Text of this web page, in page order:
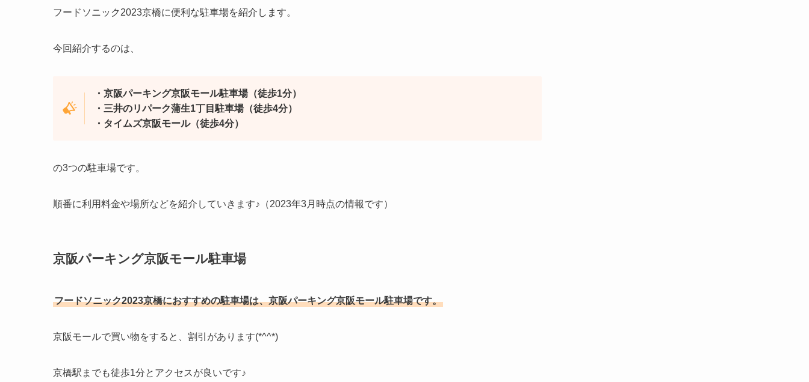
フードソニック2023京橋に便利な駐車場を紹介します。
今回紹介するのは、
・京阪パーキング京阪モール駐車場（徒歩1分）
・三井のリパーク蒲生1丁目駐車場（徒歩4分）
・タイムズ京阪モール（徒歩4分）
の3つの駐車場です。
順番に利用料金や場所などを紹介していきます♪（2023年3月時点の情報です）
京阪パーキング京阪モール駐車場
フードソニック2023京橋におすすめの駐車場は、京阪パーキング京阪モール駐車場です。
京阪モールで買い物をすると、割引があります(*^^*)
京橋駅までも徒歩1分とアクセスが良いです♪